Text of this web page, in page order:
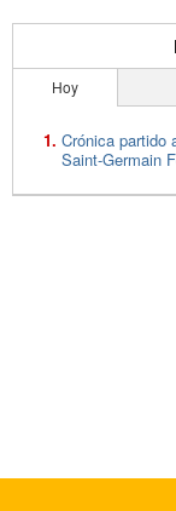
Hoy
Crónica partido
Saint-Germain